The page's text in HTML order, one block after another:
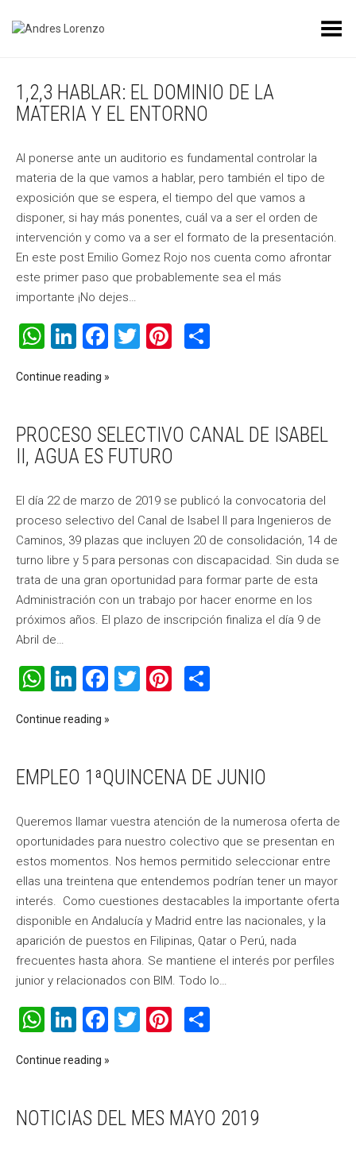
Toggle Menu
1,2,3 HABLAR: EL DOMINIO DE LA
MATERIA Y EL ENTORNO
Al ponerse ante un auditorio es fundamental controlar la
materia de la que vamos a hablar, pero también el tipo de
exposición que se espera, el tiempo del que vamos a
disponer, si hay más ponentes, cuál va a ser el orden de
intervención y como va a ser el formato de la presentación.
En este post Emilio Gomez Rojo nos cuenta como afrontar
este primer paso que probablemente sea el más
importante ¡No dejes…
WhatsApp
LinkedIn
Facebook
TwitterPinterest
Continue reading
PROCESO SELECTIVO CANAL DE ISABEL
II, AGUA ES FUTURO
El día 22 de marzo de 2019 se publicó la convocatoria del
proceso selectivo del Canal de Isabel II para Ingenieros de
Caminos, 39 plazas que incluyen 20 de consolidación, 14 de
turno libre y 5 para personas con discapacidad. Sin duda se
trata de una gran oportunidad para formar parte de esta
Administración con un trabajo por hacer enorme en los
próximos años. El plazo de inscripción finaliza el día 9 de
Abril de…
WhatsApp
LinkedIn
Facebook
TwitterPinterest
Continue reading
EMPLEO 1ªQUINCENA DE JUNIO
Queremos llamar vuestra atención de la numerosa oferta de
oportunidades para nuestro colectivo que se presentan en
estos momentos. Nos hemos permitido seleccionar entre
ellas una treintena que entendemos podrían tener un mayor
interés. Como cuestiones destacables la importante oferta
disponible en Andalucía y Madrid entre las nacionales, y la
aparición de puestos en Filipinas, Qatar o Perú, nada
frecuentes hasta ahora. Se mantiene el interés por perfiles
junior y relacionados con BIM. Todo lo…
WhatsApp
LinkedIn
Facebook
TwitterPinterest
Continue reading
NOTICIAS DEL MES MAYO 2019